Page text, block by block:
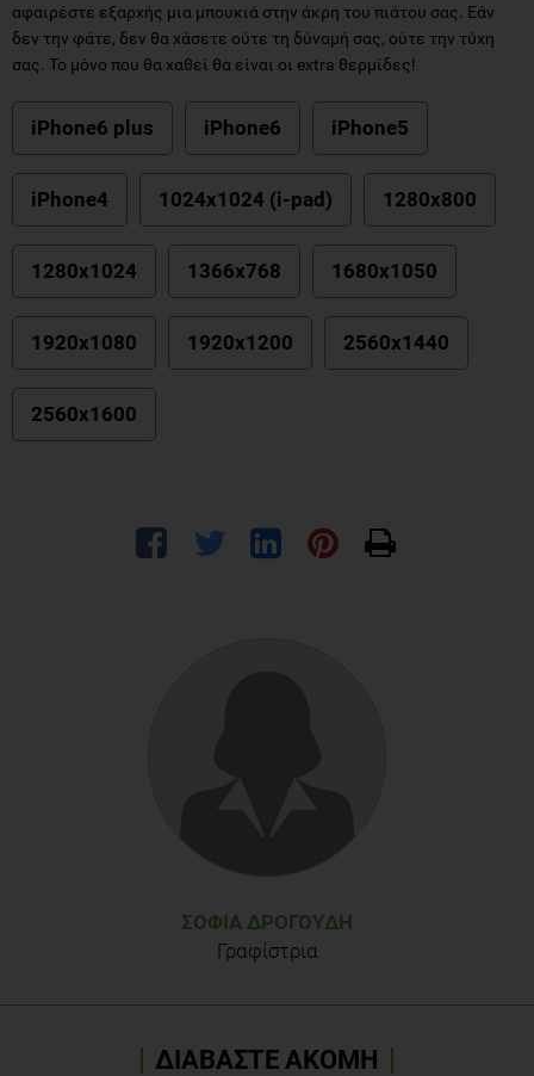
αφαιρέστε εξαρχής μια μπουκιά στην άκρη του πιάτου σας. Εάν
δεν την φάτε, δεν θα χάσετε ούτε τη δύναμή σας, ούτε την τύχη
σας. Το μόνο που θα χαθεί θα είναι οι extra θερμίδες!
iPhone6 plus iPhone6 iPhone5
iPhone4 1024x1024 (i-pad) 1280x800
1280x1024 1366x768 1680x1050
1920x1080 1920x1200 2560x1440
2560x1600
ΣΟΦΊΑ ΔΡΟΓΟΎΔΗ
Γραφίστρια
ΔΙΑΒΑΣΤΕ ΑΚΟΜΗ